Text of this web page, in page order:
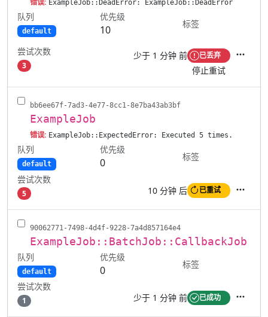
错误: ExampleJob::DeadError: ExampleJob::DeadError
队列
default
优先级
10 标签
尝试次数
3
少于 1 分钟 前 已丢弃
停止重试
bb6ee67f-7ad3-4e77-8cc1-8e7ba43ab3bf
ExampleJob
错误: ExampleJob::ExpectedError: Executed 5 times.
队列
default
优先级
0
标签
尝试次数
5 10 分钟 后 已重试
90062771-7498-4d4f-9228-7a4d857164e4
ExampleJob::BatchJob::CallbackJob
队列
default
优先级
0
标签
尝试次数
1 少于 1 分钟 前 已成功